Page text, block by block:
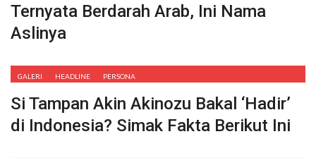
Ternyata Berdarah Arab, Ini Nama
Aslinya
GALERI HEADLINE PERSONA
Si Tampan Akin Akinozu Bakal ‘Hadir’
di Indonesia? Simak Fakta Berikut Ini